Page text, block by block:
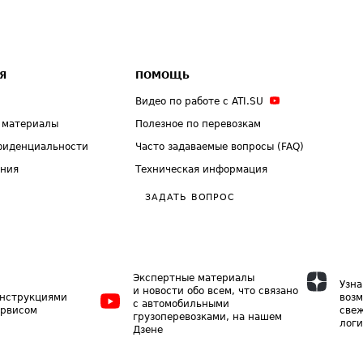
ПОМОЩЬ
Видео по работе с ATI.SU
Полезное по перевозкам
Часто задаваемые вопросы (FAQ)
Техническая информация
ЗАДАТЬ ВОПРОС
Экспертные материалы
и новости обо всем, что связано
с автомобильными
грузоперевозками, на нашем
Дзене